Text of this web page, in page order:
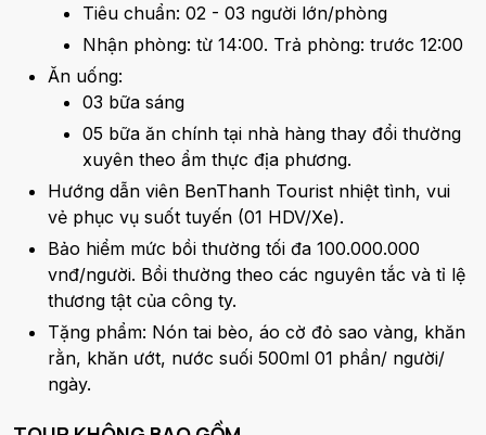
Tiêu chuẩn: 02 - 03 người lớn/phòng
Nhận phòng: từ 14:00. Trả phòng: trước 12:00
Ăn uống:
03 bữa sáng
05 bữa ăn chính tại nhà hàng thay đổi thường
xuyên theo ẩm thực địa phương.
Hướng dẫn viên BenThanh Tourist nhiệt tình, vui
vẻ phục vụ suốt tuyến (01 HDV/Xe).
Bảo hiểm mức bồi thường tối đa 100.000.000
vnđ/người. Bồi thường theo các nguyên tắc và tỉ lệ
thương tật của công ty.
Tặng phẩm: Nón tai bèo, áo cờ đỏ sao vàng, khăn
rằn, khăn ướt, nước suối 500ml 01 phần/ người/
ngày.